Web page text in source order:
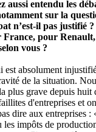
aussi entendu les
sur la
n’est-il pas justifié
France, pour
vous ?
est absolument
de la situation.
plus grave depuis huit
d'entreprises et
dire aux entreprises :
les impôts de